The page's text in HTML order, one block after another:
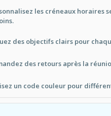
les créneaux horaires
des objectifs clairs pour
des retours après la
un code couleur pour